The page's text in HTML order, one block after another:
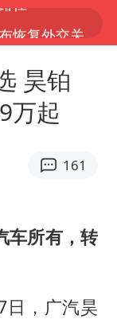
恭被查
心是关键
U17国足三连胜晋级明日之星半决赛
全球首个长时储能一体化产业园量产
昊铂
万起
161
车所有，转
日，广汽昊